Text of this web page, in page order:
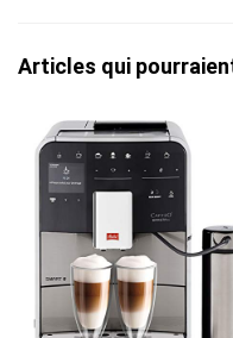
Articles qui